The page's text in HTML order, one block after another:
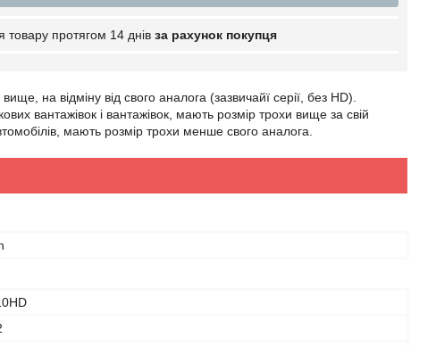
товару протягом 14 днів за рахунок покупця
на відміну від свого аналога (зазвичайї серії, без HD).
вантажівок і вантажівок, мають розмір трохи вище за свій
мають розмір трохи менше свого аналога.